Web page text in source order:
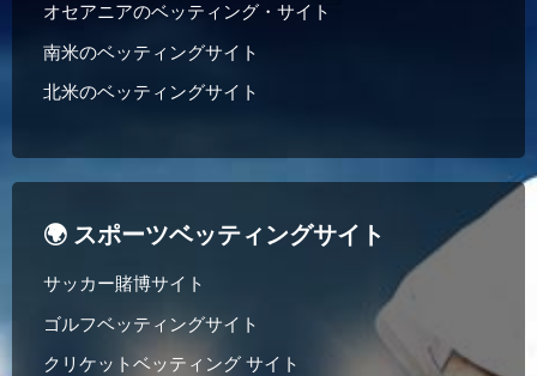
オセアニアのベッティング・サイト
南米のベッティングサイト
北米のベッティングサイト
🌍 スポーツベッティングサイト
サッカー賭博サイト
ゴルフベッティングサイト
クリケットベッティング サイト